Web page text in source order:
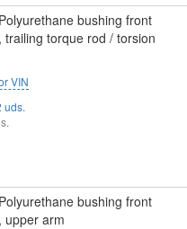
Polyurethane bushing front
trailing torque rod / torsion
VIN
uds.
Polyurethane bushing front
upper arm